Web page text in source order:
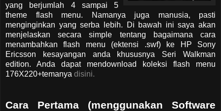
yang berjumlah 4 sampai 5
theme flash menu. Namanya juga manusia, pasti
menginginkan yang serba lebih. Di bawah ini saya akan
menjelaskan secara simple tentang bagaimana cara
menambahkan flash menu (ektensi .swf) ke HP Sony
Ericsson kesayangan anda khususnya Seri Walkman
edition. Anda dapat mendownload koleksi flash menu
176X220+temanya disini.
Cara Pertama (menggunakan Software